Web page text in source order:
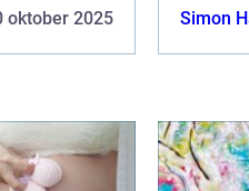
oktober 2025 Simon